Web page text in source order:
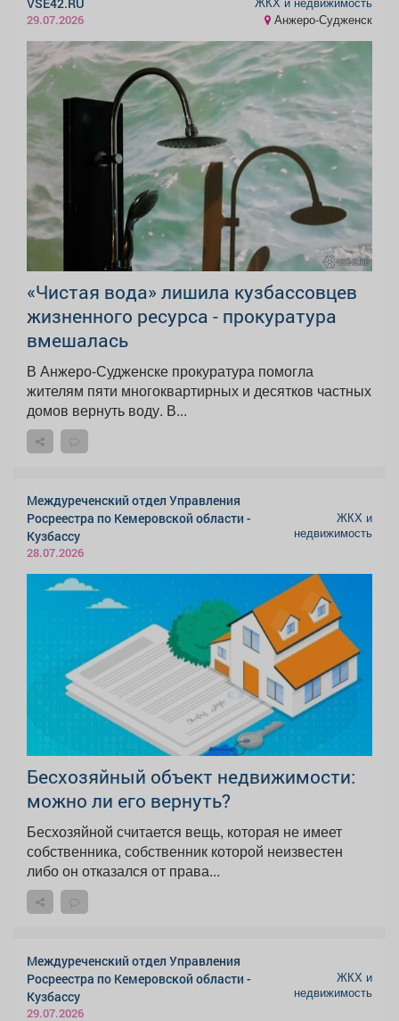
29.07.2026
Анжеро-Судженск
«Чистая вода» лишила кузбассовцев
жизненного ресурса - прокуратура
вмешалась
В Анжеро-Судженске прокуратура помогла
жителям пяти многоквартирных и десятков частных
домов вернуть воду. В...
Междуреченский отдел Управления
Росреестра по Кемеровской области -
Кузбассу
28.07.2026
ЖКХ и
недвижимость
Бесхозяйный объект недвижимости:
можно ли его вернуть?
Бесхозяйной считается вещь, которая не имеет
собственника, собственник которой неизвестен
либо он отказался от права...
Междуреченский отдел Управления
Росреестра по Кемеровской области -
Кузбассу
29.07.2026
ЖКХ и
недвижимость